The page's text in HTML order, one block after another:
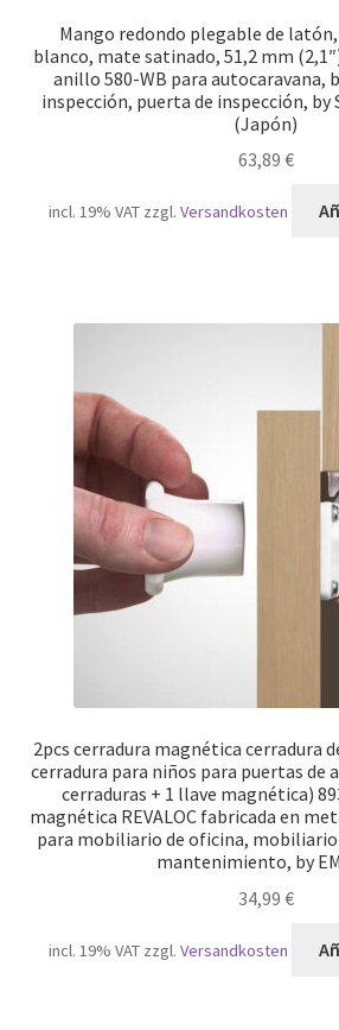
Mango redondo plegable de
blanco, mate satinado, 51,2 mm
anillo 580-WB para autocaravana,
inspección, puerta de inspección, by
(Japón)
63,89 €
incl. 19% VAT zzgl.Versandkosten
2pcs cerradura magnética cerradura
cerradura para niños para puertas de
cerraduras + 1 llave magnética)
magnética REVALOC fabricada en
para mobiliario de oficina,
mantenimiento, by
34,99 €
incl. 19% VAT zzgl.Versandkosten